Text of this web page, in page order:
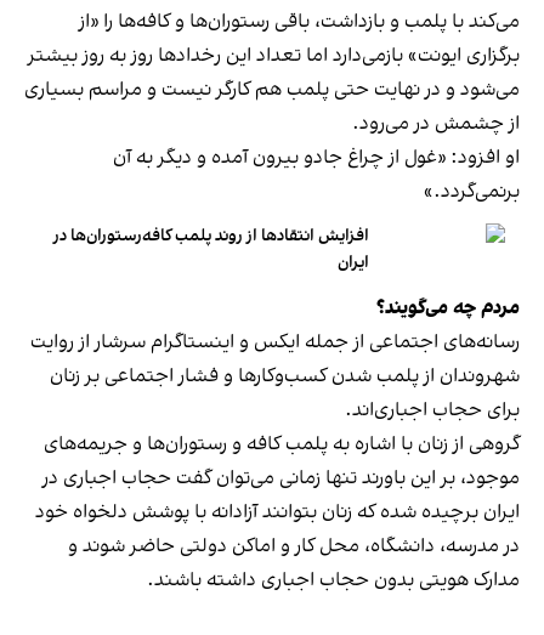
می‌کند با پلمب و بازداشت، باقی رستوران‌ها و کافه‌ها را «از
برگزاری ایونت» بازمی‌دارد اما تعداد این رخدادها روز به روز بیشتر
می‌شود و در نهایت حتی پلمب هم کارگر نیست و مراسم بسیاری
از چشمش در می‌رود.
او افزود: «غول از چراغ جادو بیرون آمده و دیگر به آن
برنمی‎‌گردد.»
افزایش انتقادها از روند پلمب کافه‌رستوران‌ها در
ایران
مردم چه می‌گویند؟
رسانه‎‌های اجتماعی از جمله ایکس و اینستاگرام سرشار از روایت
شهروندان از پلمب شدن کسب‌وکارها و فشار اجتماعی بر زنان
برای حجاب اجباری‌اند.
گروهی از زنان با اشاره به پلمب کافه و رستوران‌ها و جریمه‌های
موجود، بر این باورند تنها زمانی می‌توان گفت حجاب اجباری در
ایران برچیده شده که زنان بتوانند آزادانه با پوشش دلخواه خود
در مدرسه، دانشگاه، محل کار و اماکن دولتی حاضر شوند و
مدارک هویتی بدون حجاب اجباری داشته باشند.